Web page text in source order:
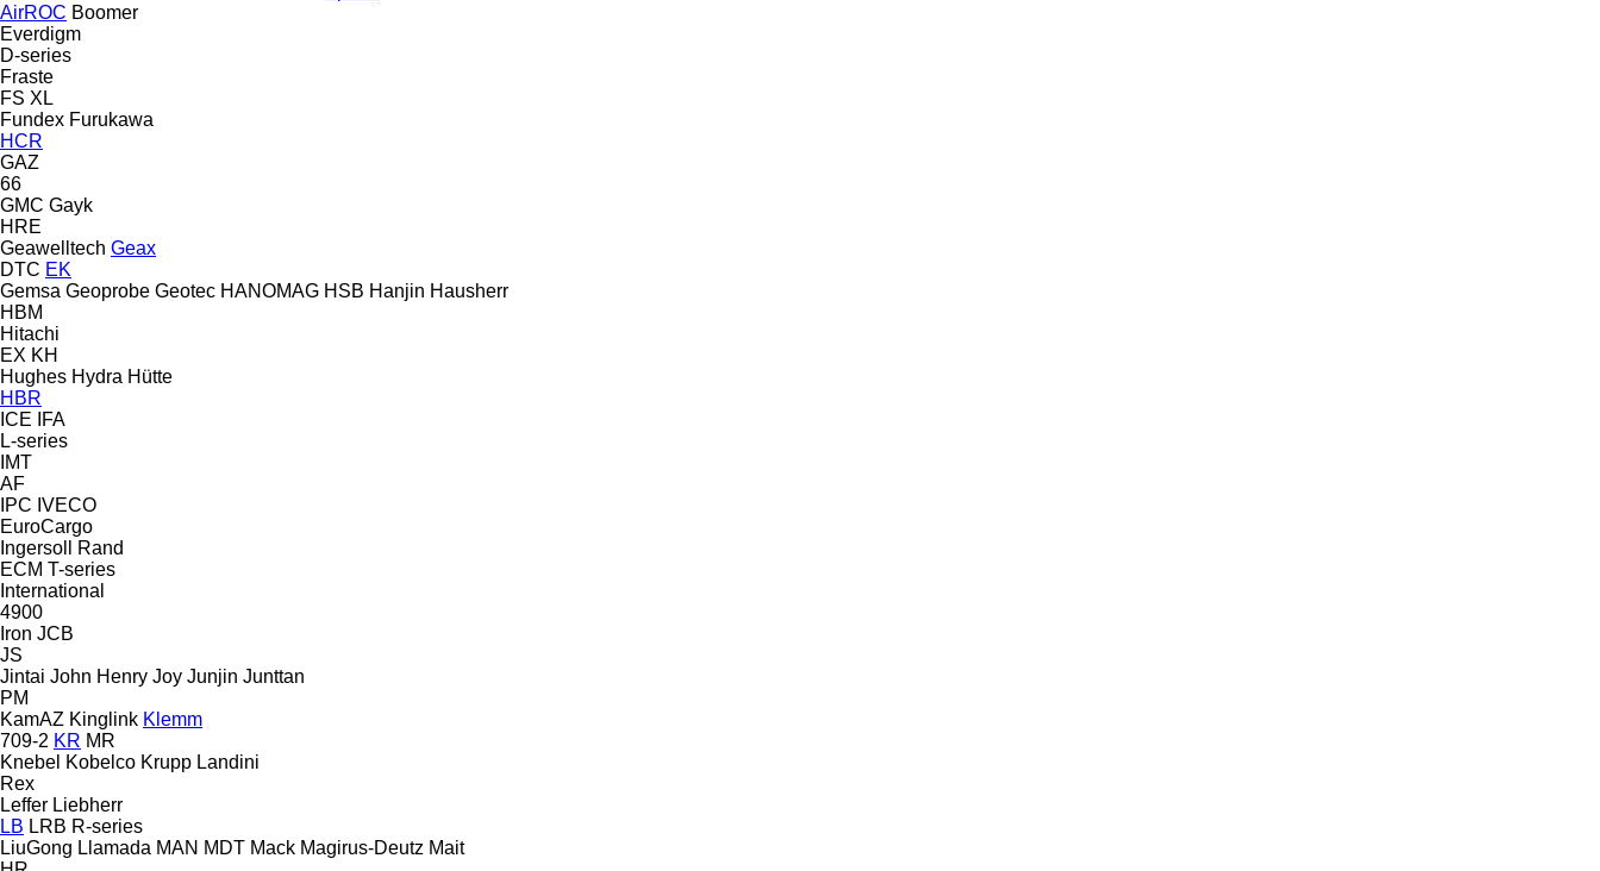
AirROC Boomer
Everdigm
D-series
Fraste
FS XL
Fundex Furukawa
HCR
GAZ
66
GMC Gayk
HRE
Geawelltech Geax
DTC EK
Gemsa Geoprobe Geotec HANOMAG HSB Hanjin Hausherr
HBM
Hitachi
EX KH
Hughes Hydra Hütte
HBR
ICE
IFA
L-series
IMT
AF
IPC IVECO
EuroCargo
Ingersoll Rand
ECM T-series
International
4900
Iron JCB
JS
Jintai John Henry Joy Junjin Junttan
PM
KamAZ Kinglink Klemm
709-2 KR MR
Knebel Kobelco Krupp Landini
Rex
Leffer Liebherr
LB LRB R-series
LiuGong Llamada MAN MDT Mack Magirus-Deutz Mait